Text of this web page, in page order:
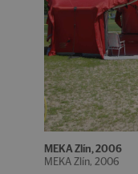
MEKA Zlín, 2006
MEKA Zlín, 2006